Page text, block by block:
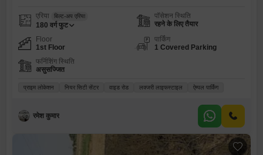
एरिया बिल्ट-अप एरिया
180 वर्ग फुट
पॉसेशन स्थिति
रहने के लिए तैयार
Floor
1st Floor
पार्किंग
1 Covered Parking
फर्निशिंग स्थिति
असुसज्जित
प्राइम लोकेशन नियर सिटी सेंटर वाइड रोड लक्जरी लाइफस्टाइल ऐम्पल पार्किंग
रमेश कुमार